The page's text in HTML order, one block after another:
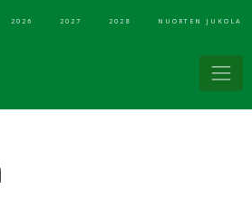
2026 2027 2028 NUORTEN JUKOLA